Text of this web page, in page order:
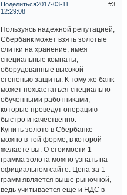
Поделиться 3
2017-03-11
12:29:08
Пользуясь надежной репутацией,
Сбербанк может взять золотые
слитки на хранение, имея
специальные комнаты,
оборудованные высокой
степенью защиты. К тому же банк
может похвастаться специально
обученными работниками,
которые проведут операцию
быстро и качественно.
Купить золото в Сбербанке
можно в той форме, в которой
желаете вы. О стоимости 1
грамма золота можно узнать на
официальном сайте. Цена за 1
грамм является выше рыночной,
ведь учитывается еще и НДС в